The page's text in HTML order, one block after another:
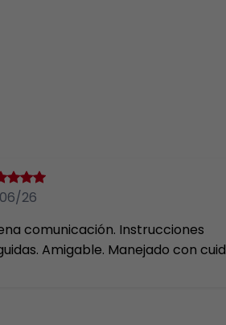
26
comunicación. Instrucciones
Amigable. Manejado con